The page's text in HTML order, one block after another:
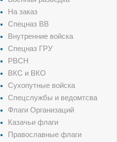
На заказ
Спецназ ВВ
Внутренние войска
Спецназ ГРУ
РВСН
ВКС и ВКО
Сухопутные войска
Спецслужбы и ведомтсва
Флаги Организаций
Казачьи флаги
Православные флаги